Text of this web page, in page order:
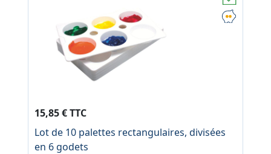
15,85 € TTC
Lot de 10 palettes rectangulaires, divisées
en 6 godets